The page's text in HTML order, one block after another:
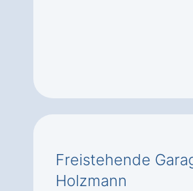
Freistehende
Holzmann